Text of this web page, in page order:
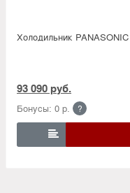
Холодильник
93 090 руб.
Бонусы: 0 р. ?
